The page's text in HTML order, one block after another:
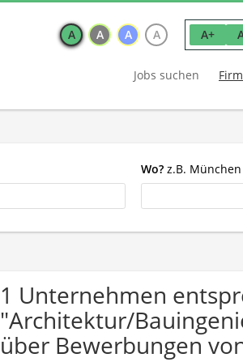
A A A A A+
Jobs suchen
Wo? z.B. München
1 Unternehmen
"Architektur/
über Bewerbungen